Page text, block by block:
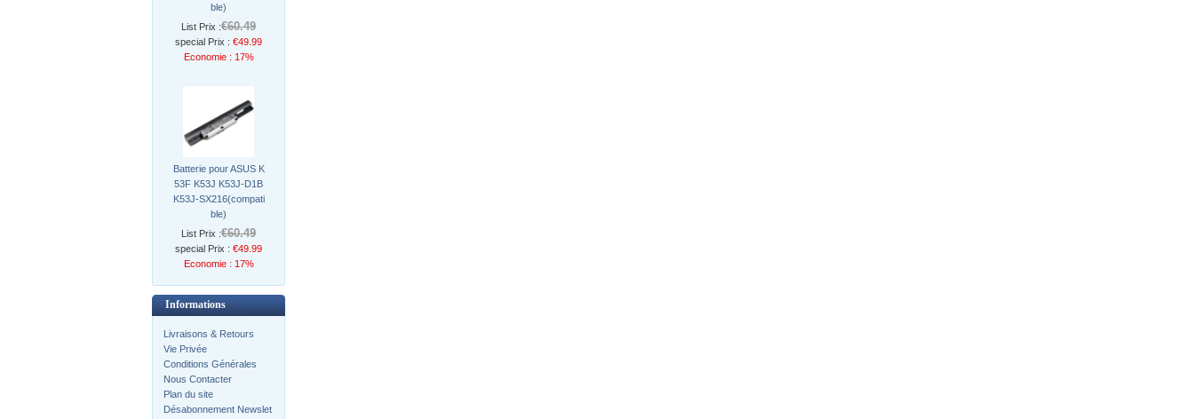
ble)
List Prix :€60.49
special Prix : €49.99
Economie : 17%
Batterie pour ASUS K
53F K53J K53J-D1B
K53J-SX216(compati
ble)
List Prix :€60.49
special Prix : €49.99
Economie : 17%
Informations
Livraisons & Retours
Vie Privée
Conditions Générales
Nous Contacter
Plan du site
Désabonnement Newslet